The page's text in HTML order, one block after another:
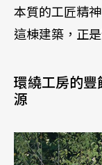
本質的工匠精
這棟建築，正
環繞工房的
源